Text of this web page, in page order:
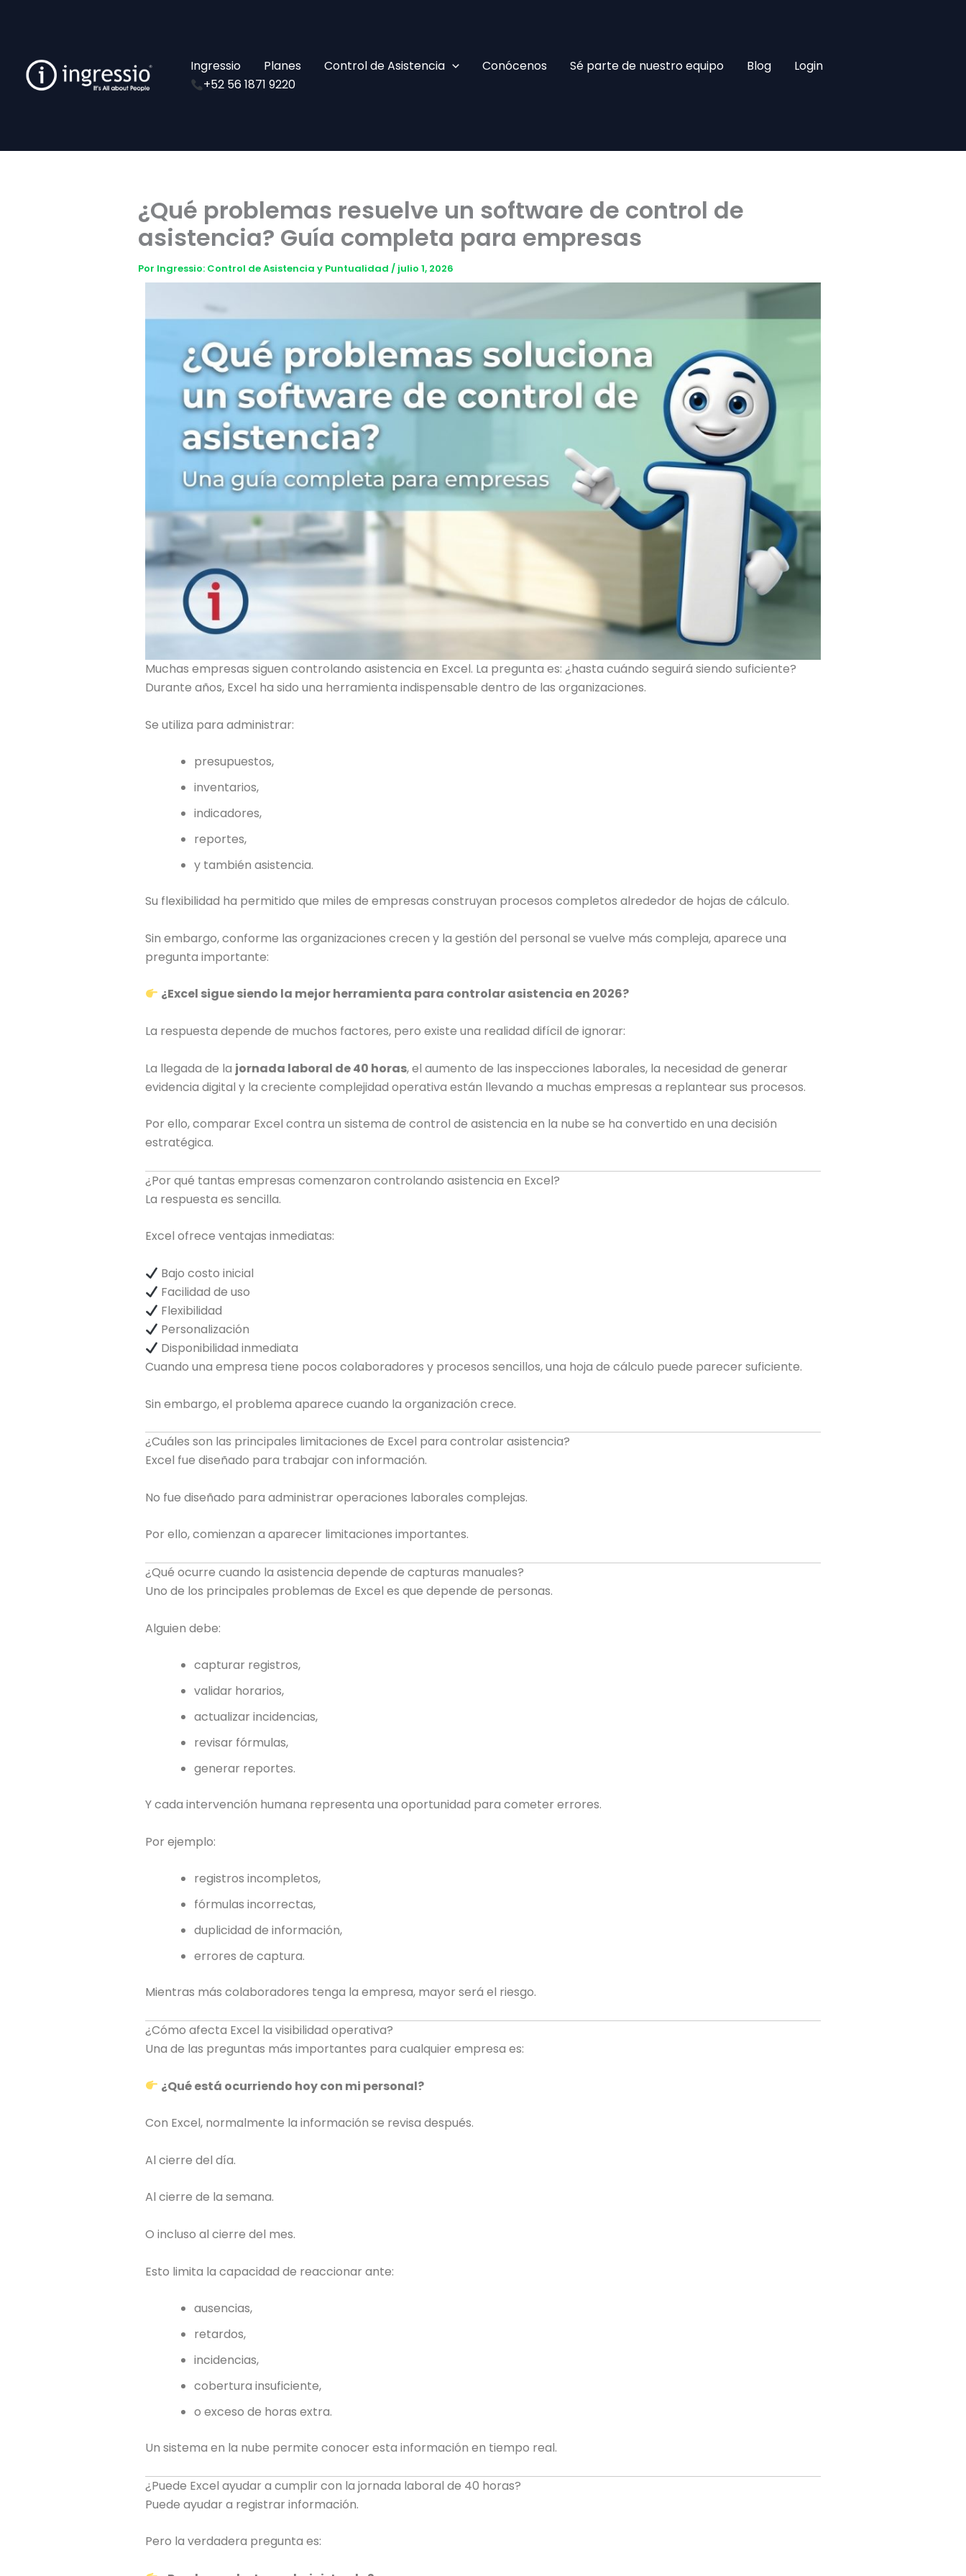
Ingressio
Planes Control de Asistencia Conócenos Sé parte de nuestro equipo Blog
Login
+52 56 1871 9220
¿Qué problemas resuelve un software de control de
asistencia? Guía completa para empresas
Por Ingressio: Control de Asistencia y Puntualidad / julio 1, 2026
Muchas empresas siguen controlando asistencia en Excel. La pregunta es: ¿hasta cuándo seguirá siendo suficiente?
Durante años, Excel ha sido una herramienta indispensable dentro de las organizaciones.
Se utiliza para administrar:
presupuestos,
inventarios,
indicadores,
reportes,
y también asistencia.
Su flexibilidad ha permitido que miles de empresas construyan procesos completos alrededor de hojas de cálculo.
Sin embargo, conforme las organizaciones crecen y la gestión del personal se vuelve más compleja, aparece una
pregunta importante:
¿Excel sigue siendo la mejor herramienta para controlar asistencia en 2026?
La respuesta depende de muchos factores, pero existe una realidad difícil de ignorar:
La llegada de la jornada laboral de 40 horas, el aumento de las inspecciones laborales, la necesidad de generar
evidencia digital y la creciente complejidad operativa están llevando a muchas empresas a replantear sus procesos.
Por ello, comparar Excel contra un sistema de control de asistencia en la nube se ha convertido en una decisión
estratégica.
¿Por qué tantas empresas comenzaron controlando asistencia en Excel?
La respuesta es sencilla.
Excel ofrece ventajas inmediatas:
Bajo costo inicial
Facilidad de uso
Flexibilidad
Personalización
Disponibilidad inmediata
Cuando una empresa tiene pocos colaboradores y procesos sencillos, una hoja de cálculo puede parecer suficiente.
Sin embargo, el problema aparece cuando la organización crece.
¿Cuáles son las principales limitaciones de Excel para controlar asistencia?
Excel fue diseñado para trabajar con información.
No fue diseñado para administrar operaciones laborales complejas.
Por ello, comienzan a aparecer limitaciones importantes.
¿Qué ocurre cuando la asistencia depende de capturas manuales?
Uno de los principales problemas de Excel es que depende de personas.
Alguien debe:
capturar registros,
validar horarios,
actualizar incidencias,
revisar fórmulas,
generar reportes.
Y cada intervención humana representa una oportunidad para cometer errores.
Por ejemplo:
registros incompletos,
fórmulas incorrectas,
duplicidad de información,
errores de captura.
Mientras más colaboradores tenga la empresa, mayor será el riesgo.
¿Cómo afecta Excel la visibilidad operativa?
Una de las preguntas más importantes para cualquier empresa es:
¿Qué está ocurriendo hoy con mi personal?
Con Excel, normalmente la información se revisa después.
Al cierre del día.
Al cierre de la semana.
O incluso al cierre del mes.
Esto limita la capacidad de reaccionar ante:
ausencias,
retardos,
incidencias,
cobertura insuficiente,
o exceso de horas extra.
Un sistema en la nube permite conocer esta información en tiempo real.
¿Puede Excel ayudar a cumplir con la jornada laboral de 40 horas?
Puede ayudar a registrar información.
Pero la verdadera pregunta es: